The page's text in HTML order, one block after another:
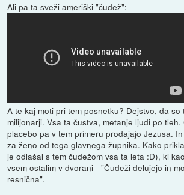
Ali pa ta sveži ameriški "čudež":
A te kaj moti pri tem posnetku? Dejstvo, da so
milijonarji. Vsa ta čustva, metanje ljudi po
placebo pa v tem primeru prodajajo Jezusa.
za ženo od tega glavnega župnika. Kako
je odlašal s tem čudežom vsa ta leta :D), ki
vsem ostalim v dvorani - "Čudeži delujejo in
resnična".